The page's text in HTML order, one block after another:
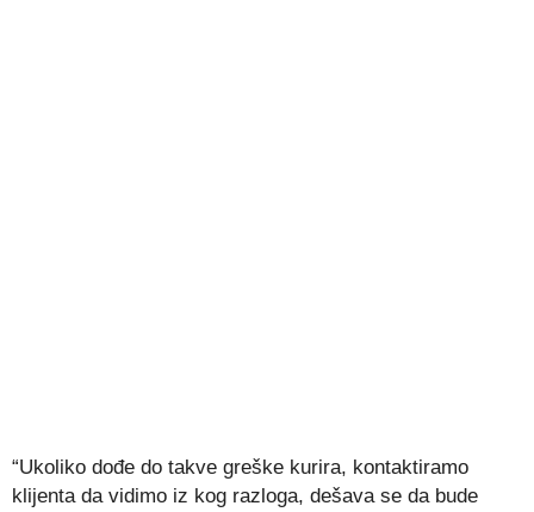
“Ukoliko dođe do takve greške kurira, kontaktiramo
klijenta da vidimo iz kog razloga, dešava se da bude